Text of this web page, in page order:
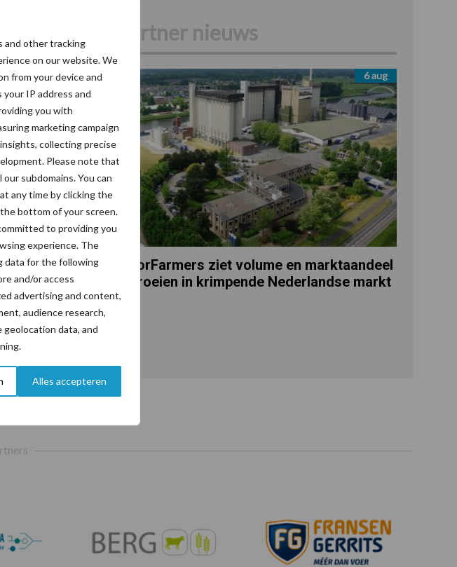
and other tracking
on our website. We
from your device and
IP address and
you with
marketing campaign
collecting precise
Please note that
subdomains. You can
any time by clicking the
bottom of your screen.
to providing you
experience. The
data for the following
and/or access
advertising and content,
audience research,
data, and
Alles accepteren
Partner nieuws
7 aug 6 aug
ForFarmers ziet volume en marktaandeel
groeien in krimpende Nederlandse markt